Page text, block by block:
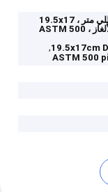
DIY بانوراما الألغاز 3 مللي متر ، 19.5x17
سنتيمتر DIY بانوراما الألغاز ، ASTM 500
19.5x17cm
,
ASTM 500